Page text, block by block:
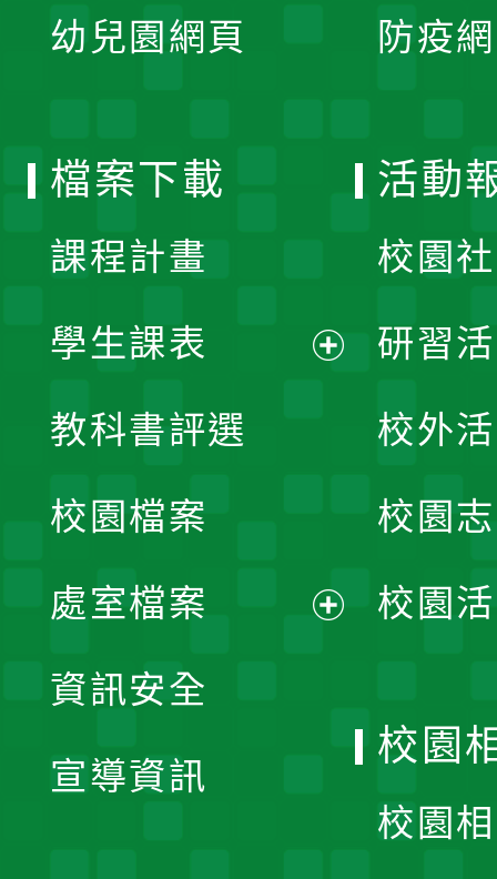
幼兒園網頁 防疫
檔案下載
課程計畫
學生課表
單
教科書評選
校園檔案
處室檔案
資訊安全
宣導資訊
活動
校園
研習
校外
校園
校園
校園
校園